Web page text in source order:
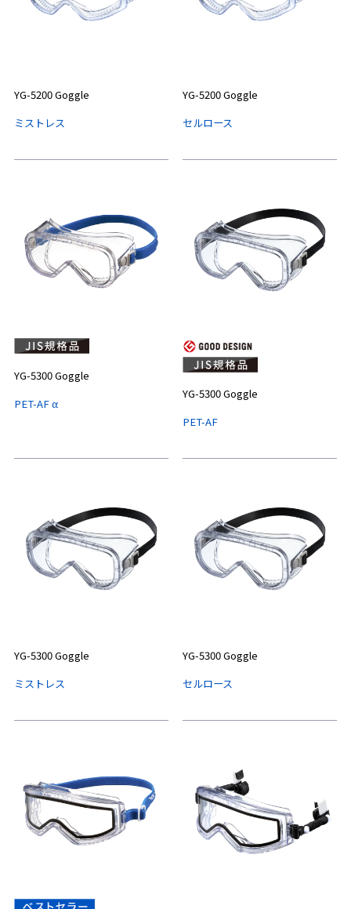
YG-5200 Goggle
ミストレス
YG-5200 Goggle
セルロース
YG-5300 Goggle
PET-AF α
YG-5300 Goggle
PET-AF
YG-5300 Goggle
ミストレス
YG-5300 Goggle
セルロース